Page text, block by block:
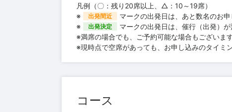
凡例（〇：残り20席以上、△：10～19席）
※
出発間近
マークの出発日は、あと数名のお
※
出発決定
マークの出発日は、催行（出発）が
※満席の場合でも、ご予約可能な場合もございま
※現時点で空席があっても、お申し込みのタイミ
コース